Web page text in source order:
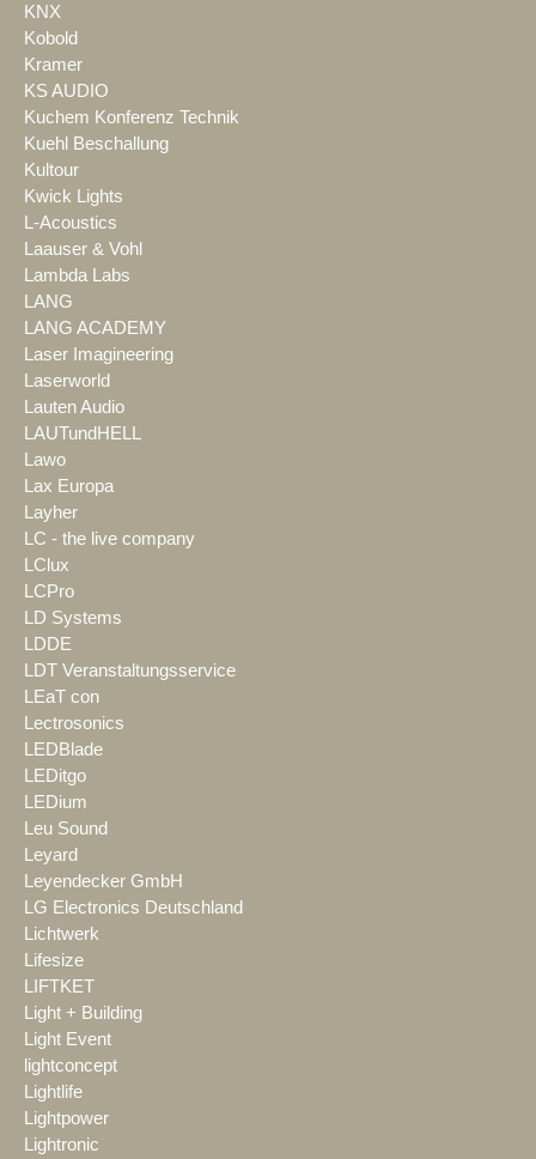
KNX
Kobold
Kramer
KS AUDIO
Kuchem Konferenz Technik
Kuehl Beschallung
Kultour
Kwick Lights
L-Acoustics
Laauser & Vohl
Lambda Labs
LANG
LANG ACADEMY
Laser Imagineering
Laserworld
Lauten Audio
LAUTundHELL
Lawo
Lax Europa
Layher
LC - the live company
LClux
LCPro
LD Systems
LDDE
LDT Veranstaltungsservice
LEaT con
Lectrosonics
LEDBlade
LEDitgo
LEDium
Leu Sound
Leyard
Leyendecker GmbH
LG Electronics Deutschland
Lichtwerk
Lifesize
LIFTKET
Light + Building
Light Event
lightconcept
Lightlife
Lightpower
Lightronic